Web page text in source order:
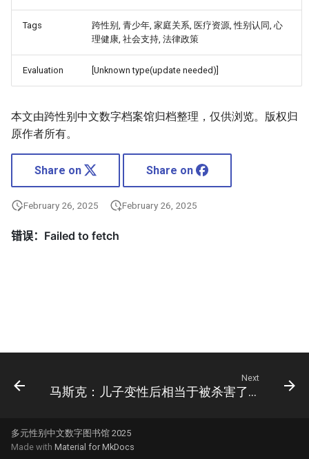
Tags
跨性别, 青少年, 家庭关系, 医疗资源, 性别认同, 心
理健康, 社会支持, 法律政策
Evaluation [Unknown type(update needed)]
本文由跨性别中文数字档案馆归档整理，仅供浏览。版权归
原作者所有。
Share on Share on
February 26, 2025 February 26, 2025
Next
马斯克：儿子变性后相当于被杀害了，发誓要摧毁“觉醒病毒”
多元性别中文数字图书馆 2025
Made with Material for MkDocs